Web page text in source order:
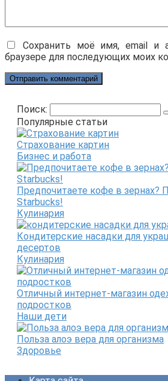
Сохранить моё имя, email и
браузере для последующих моих
Поиск:
Популярные статьи
Страхование картин
Бизнес и работа
Предпочитаете кофе в зернах?
Starbucks!
Кулинария
Кондитерские насадки для
десертов
Кулинария
Отличный интернет-магазин
подростков
Наши дети
Польза алоэ вера для организма
Здоровье